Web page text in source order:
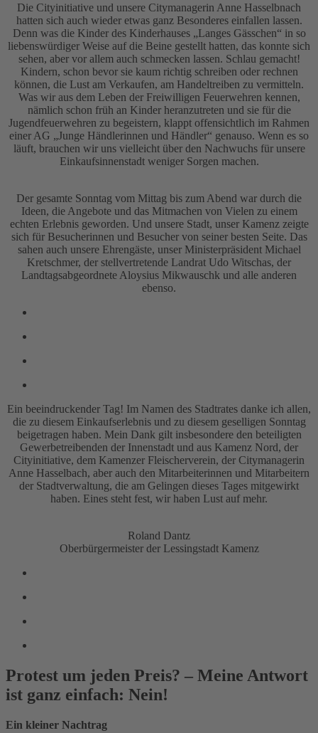
Die Cityinitiative und unsere Citymanagerin Anne Hasselbnach
hatten sich auch wieder etwas ganz Besonderes einfallen lassen.
Denn was die Kinder des Kinderhauses „Langes Gässchen“ in so
liebenswürdiger Weise auf die Beine gestellt hatten, das konnte sich
sehen, aber vor allem auch schmecken lassen. Schlau gemacht!
Kindern, schon bevor sie kaum richtig schreiben oder rechnen
können, die Lust am Verkaufen, am Handeltreiben zu vermitteln.
Was wir aus dem Leben der Freiwilligen Feuerwehren kennen,
nämlich schon früh an Kinder heranzutreten und sie für die
Jugendfeuerwehren zu begeistern, klappt offensichtlich im Rahmen
einer AG „Junge Händlerinnen und Händler“ genauso. Wenn es so
läuft, brauchen wir uns vielleicht über den Nachwuchs für unsere
Einkaufsinnenstadt weniger Sorgen machen.
Der gesamte Sonntag vom Mittag bis zum Abend war durch die
Ideen, die Angebote und das Mitmachen von Vielen zu einem
echten Erlebnis geworden. Und unsere Stadt, unser Kamenz zeigte
sich für Besucherinnen und Besucher von seiner besten Seite. Das
sahen auch unsere Ehrengäste, unser Ministerpräsident Michael
Kretschmer, der stellvertretende Landrat Udo Witschas, der
Landtagsabgeordnete Aloysius Mikwauschk und alle anderen
ebenso.
Ein beeindruckender Tag! Im Namen des Stadtrates danke ich allen,
die zu diesem Einkaufserlebnis und zu diesem geselligen Sonntag
beigetragen haben. Mein Dank gilt insbesondere den beteiligten
Gewerbetreibenden der Innenstadt und aus Kamenz Nord, der
Cityinitiative, dem Kamenzer Fleischerverein, der Citymanagerin
Anne Hasselbach, aber auch den Mitarbeiterinnen und Mitarbeitern
der Stadtverwaltung, die am Gelingen dieses Tages mitgewirkt
haben. Eines steht fest, wir haben Lust auf mehr.
Roland Dantz
Oberbürgermeister der Lessingstadt Kamenz
Protest um jeden Preis? – Meine Antwort
ist ganz einfach: Nein!
Ein kleiner Nachtrag